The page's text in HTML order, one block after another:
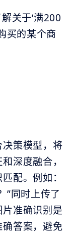
关于‘满200
买的某个商
策模型，将
深度融合，
配。例如：
”同时上传了
准确识别是
答案，避免